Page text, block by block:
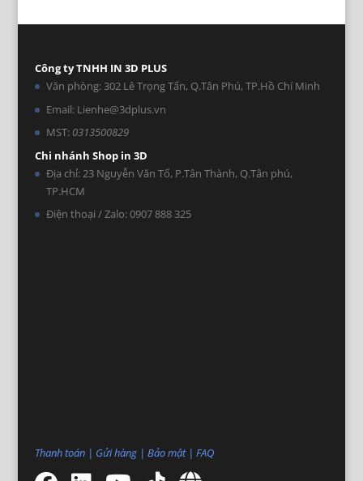
Công ty TNHH IN 3D PLUS
Văn phòng: 302 Lê Trọng Tấn, Q.Tân Phú, TP.Hồ Chí Minh
Email: Lienhe@3dplus.vn
MST: 0313500829
Chi nhánh Shop in 3D
Địa chỉ: 23 Nguyễn Văn Tố, P.Tân Thành, Q.Tân phú,
TP.HCM
Điện thoại / Zalo: 0907 888 325
Thanh toán| Gửi hàng| Bảo mật| FAQ